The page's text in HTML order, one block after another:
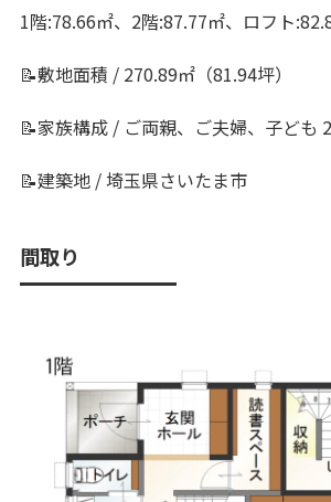
1階:78.66㎡、2階:87.77㎡、ロフト
📝敷地面積 / 270.89㎡（81.94坪）
📝家族構成 / ご両親、ご夫婦、子ども
📝建築地 / 埼玉県さいたま市
間取り